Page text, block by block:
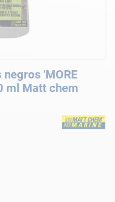
'MORE
ml Matt chem